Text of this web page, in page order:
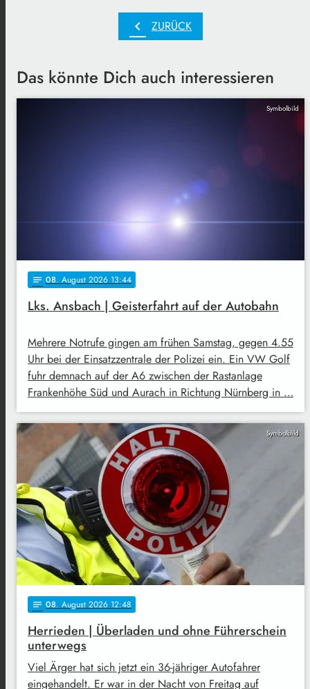
chevron_left ZURÜCK
Das könnte Dich auch interessieren
Symbolbild
notes 08. August 2026 13:44
Lks. Ansbach | Geisterfahrt auf der Autobahn
Mehrere Notrufe gingen am frühen Samstag, gegen 4.55
Uhr bei der Einsatzzentrale der Polizei ein. Ein VW Golf
fuhr demnach auf der A6 zwischen der Rastanlage
Frankenhöhe Süd und Aurach in Richtung Nürnberg in …
Symbolbild
notes 08. August 2026 12:48
Herrieden | Überladen und ohne Führerschein
unterwegs
Viel Ärger hat sich jetzt ein 36-jähriger Autofahrer
eingehandelt. Er war in der Nacht von Freitag auf